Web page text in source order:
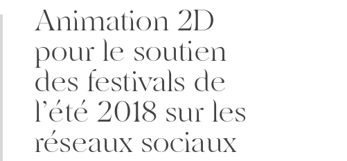
Animation 2D
pour le soutien
des festivals de
l’été 2018 sur les
réseaux sociaux